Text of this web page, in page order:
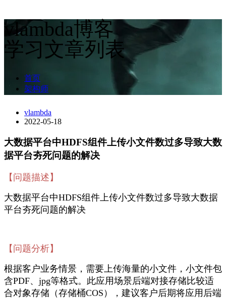
vlambda博客
学习文章列表
首页
架构师
vlambda
2022-05-18
大数据平台中HDFS组件上传小文件数过多导致大数
据平台夯死问题的解决
【 问题描述 】
大数据平台中HDFS组件上传小文件数过多导致大数据
平台夯死问题的解决
【 问题分析】
根据客户业务情景，需要上传海量的小文件，小文件包
含PDF、jpg等格式。此应用场景后端对接存储比较适
合对象存储（存储桶COS），建议客户后期将应用后端